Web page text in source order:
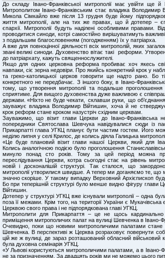
До складу Івано-Франківської митрополії має увійти ще й
Митрополитом Івано-Франківським стає владика Володимир
Микола Сімкайло вже після 13 грудня буде йому
життя митрополії, але на тих же правах, що й дотепер –
єпархії. Митрополії будуть наділені особливими правами.
проводитися синоди, котрі самостійно вирішуватимуть
з подальшим благословенням (погодженням) їх у патріарха.
А вже для повноцінної діяльності всіх митрополій, яких
звані великі синоди. Духовенство вітає такі реформи.
до патріархату, кажуть священнослужителі.
Якщо для одних церковна реформа пробиває хоч якесь
навпаки, сіє зерна недовіри. Про якийсь конкретний крок у
та греко-католицької церков говорити ще надто рано. Бо
конкретного не передбачає. З іншого боку, в Івано-
тому, що утворення митрополії та подальше
сприятиме. Для вищого духовенства дуже важливою є
держави. «Ніхто не буде чекати, склавши руки, що
зауважує владика Володимир Війтишин, хоча й не
крок реформ стане кроком назустріч східним церквам.
Зауважимо, що візит глави Церкви до Івано-Франківська
попередники Святослава Шевчука навідувалися сюди із
Прикарпатті глава УГКЦ планує бути частим гостем. Його
неділю липня у селі Крилос, де колись діяла Галицька
«Це буде плановий візит глави нашої Церкви, який для
Колись аналогічною подією було проголошення
минуло понад сто років. Тому за цей період можна
переслідування Церкви, котра сьогодні стає на рівень
новій і досконалішій структурі. Так сталося, що
митрополії утворилися швидше. А тепер ми доганяємо те, що
значно скоріше. У такому випадку Верховний Архієпископ
Бо при теперішній структурі було менше видно фігуру глави
Війтишин.
Дотепер у структурі УГКЦ вже існували митрополії – одна
поза її межами. Крім того, на території України є
Церквою свого права і не підпорядкована главі УГКЦ.
Митрополити для Прикарпаття – це не щось
приміщення митрополичих палат на вулиці Шевченка в Івано-
Очевидно, поки що новими митрополичими палатами стане
Шевченка. В перспективі ж Церква розраховує повернути
цій же ж вулиці, де зараз розташований обласний військовий
була духовна семінарія УГКЦ.
«У Львові користуються митрополичими палатами, а в Івано-
не за призначенням. За двадцять років ми не можемо цього